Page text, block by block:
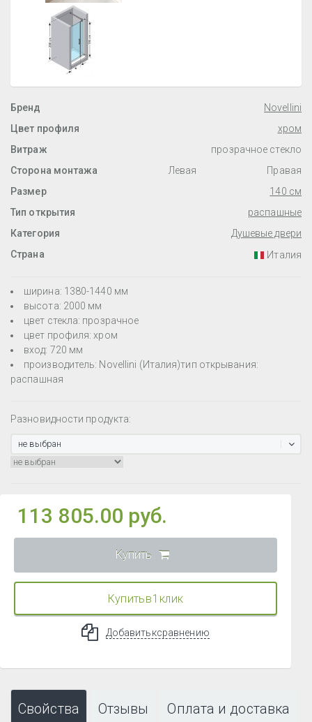
Бренд
Novellini
Цвет профиля
хром
Витраж
прозрачное стекло
Сторона монтажа
Левая
Правая
Размер
140 см
Тип открытия
распашные
Категория
Душевые двери
Страна
Италия
ширина: 1380-1440 мм
высота: 2000 мм
цвет стекла: прозрачное
цвет профиля: хром
вход: 720 мм
производитель: Novellini (Италия)тип открывания:
распашная
Разновидности продукта:
не выбран
113 805.00 руб.
Купить
Купить в 1 клик
Добавить к сравнению
Свойства Отзывы Оплата и доставка